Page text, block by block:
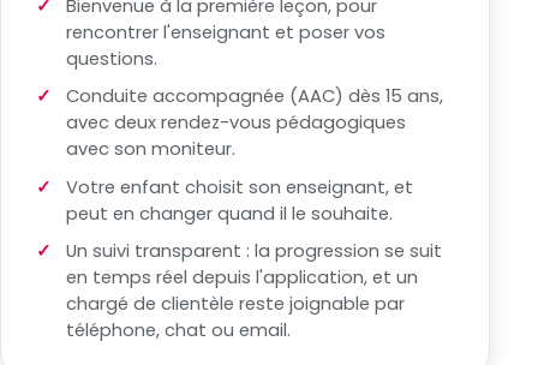
Bienvenue à la première leçon, pour
rencontrer l'enseignant et poser vos
questions.
Conduite accompagnée (AAC) dès 15 ans,
avec deux rendez-vous pédagogiques
avec son moniteur.
Votre enfant choisit son enseignant, et
peut en changer quand il le souhaite.
Un suivi transparent : la progression se suit
en temps réel depuis l'application, et un
chargé de clientèle reste joignable par
téléphone, chat ou email.